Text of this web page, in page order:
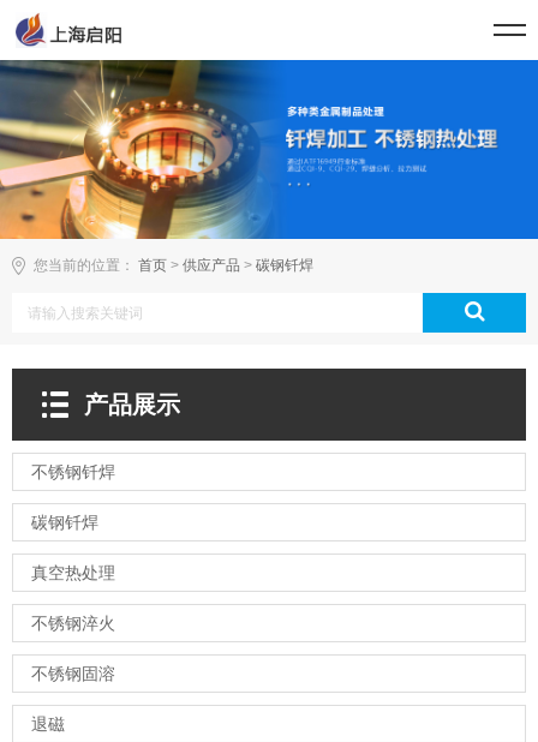
您当前的位置： 首页 > 供应产品 > 碳钢钎焊
产品展示
不锈钢钎焊
碳钢钎焊
真空热处理
不锈钢淬火
不锈钢固溶
退磁